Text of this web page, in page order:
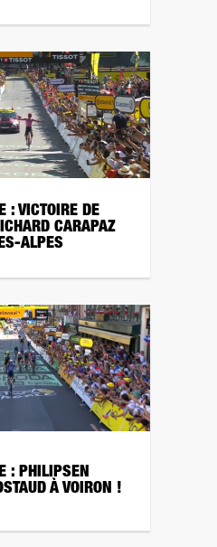
: VICTOIRE DE
CARAPAZ
ALPES
: PHILIPSEN
À VOIRON !